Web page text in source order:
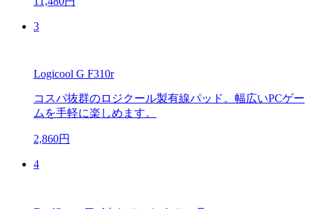
3
Logicool G F310r
コスパ抜群のロジクール製有線パッド。幅広いPCゲー
ムを手軽に楽しめます。
2,860円
4